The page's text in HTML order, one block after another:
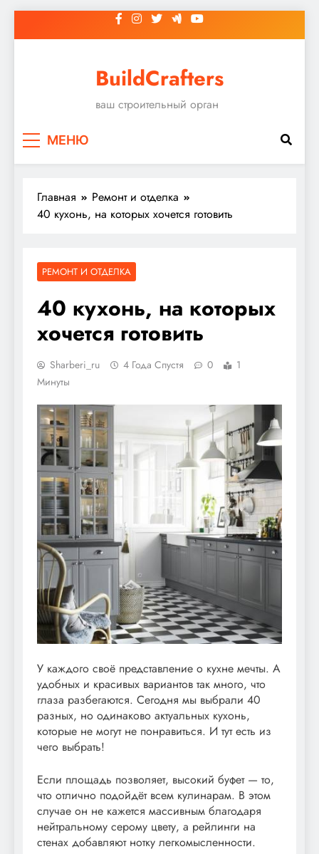
к
BuildCrafters
ваш строительный орган
МЕНЮ
Главная
Ремонт и отделка
40 кухонь, на которых хочется готовить
РЕМОНТ И ОТДЕЛКА
40 кухонь, на которых
хочется готовить
Sharberi_ru 4 Года Спустя 0
1
Минуты
У каждого своё представление о кухне мечты. А
удобных и красивых вариантов так много, что
глаза разбегаются. Сегодня мы выбрали 40
разных, но одинаково актуальных кухонь,
которые не могут не понравиться. И тут есть из
чего выбрать!
Если площадь позволяет, высокий буфет — то,
что отлично подойдёт всем кулинарам. В этом
случае он не кажется массивным благодаря
нейтральному серому цвету, а рейлинги на
стенах добавляют нотку легкомысленности.